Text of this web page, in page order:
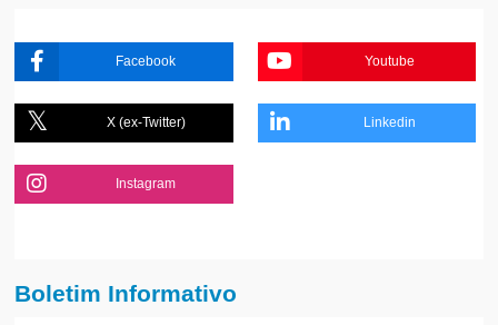
Facebook Youtube
X (ex-Twitter) Linkedin
Instagram
Boletim Informativo